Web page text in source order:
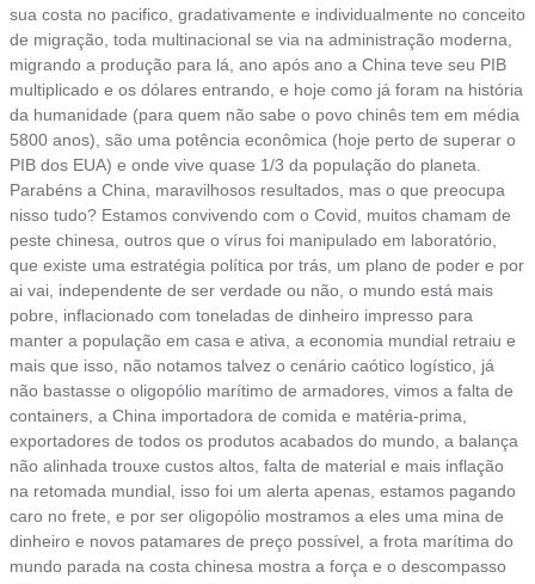
sua costa no pacifico, gradativamente e individualmente no conceito
de migração, toda multinacional se via na administração moderna,
migrando a produção para lá, ano após ano a China teve seu PIB
multiplicado e os dólares entrando, e hoje como já foram na história
da humanidade (para quem não sabe o povo chinês tem em média
5800 anos), são uma potência econômica (hoje perto de superar o
PIB dos EUA) e onde vive quase 1/3 da população do planeta.
Parabéns a China, maravilhosos resultados, mas o que preocupa
nisso tudo? Estamos convivendo com o Covid, muitos chamam de
peste chinesa, outros que o vírus foi manipulado em laboratório,
que existe uma estratégia política por trás, um plano de poder e por
ai vai, independente de ser verdade ou não, o mundo está mais
pobre, inflacionado com toneladas de dinheiro impresso para
manter a população em casa e ativa, a economia mundial retraiu e
mais que isso, não notamos talvez o cenário caótico logístico, já
não bastasse o oligopólio marítimo de armadores, vimos a falta de
containers, a China importadora de comida e matéria-prima,
exportadores de todos os produtos acabados do mundo, a balança
não alinhada trouxe custos altos, falta de material e mais inflação
na retomada mundial, isso foi um alerta apenas, estamos pagando
caro no frete, e por ser oligopólio mostramos a eles uma mina de
dinheiro e novos patamares de preço possível, a frota marítima do
mundo parada na costa chinesa mostra a força e o descompasso